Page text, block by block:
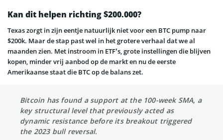
Kan dit helpen richting $200.000?
Texas zorgt in zijn eentje natuurlijk niet voor een BTC pump naar
$200k. Maar de stap past wel in het grotere verhaal dat we al
maanden zien. Met instroom in ETF’s, grote instellingen die blijven
kopen, minder vrij aanbod op de markt en nu de eerste
Amerikaanse staat die BTC op de balans zet.
Bitcoin has found a support at the 100-week SMA, a
key structural level that previously acted as
dynamic resistance before its breakout triggered
the 2023 bull reversal.